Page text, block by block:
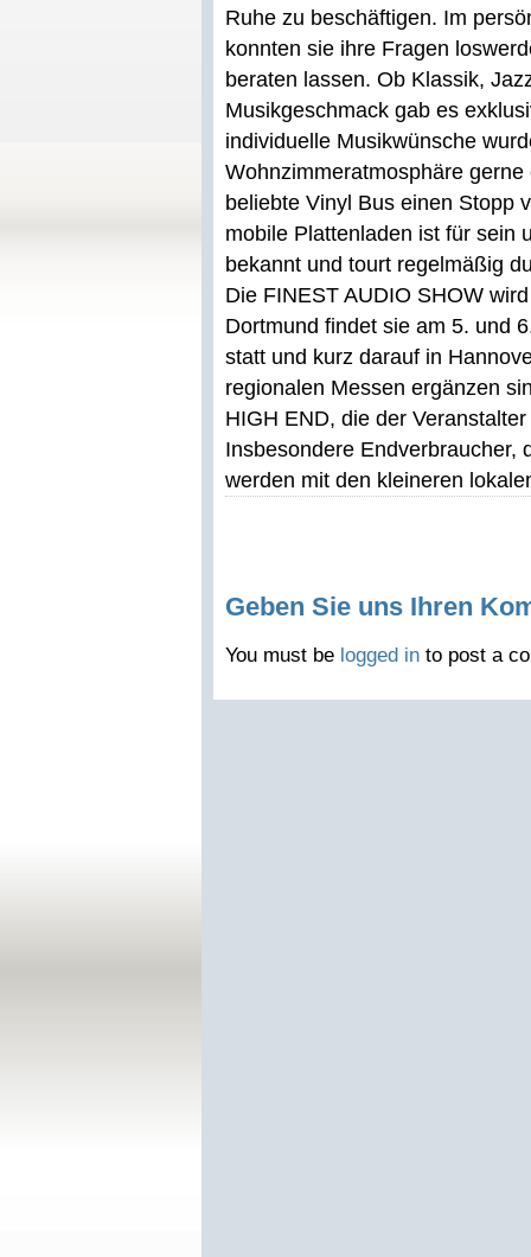
Ruhe zu beschäftigen. Im
konnten sie ihre Fragen
beraten lassen. Ob Klassik,
Musikgeschmack gab es
individuelle Musikwünsche
Wohnzimmeratmosphäre
beliebte Vinyl Bus einen Stopp
mobile Plattenladen ist für sein
bekannt und tourt regelmäßig
Die FINEST AUDIO SHOW
Dortmund findet sie am 5. und
statt und kurz darauf in
regionalen Messen ergänzen
HIGH END, die der
Insbesondere Endverbraucher,
werden mit den kleineren
Geben Sie uns Ihren
You must be logged in to post a